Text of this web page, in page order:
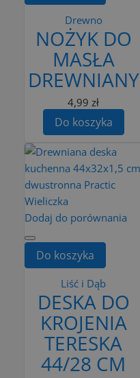
Drewno
NOŻYK DO
MASŁA
DREWNIANY
4,99 zł
Do koszyka
Dodaj do porównania
Do koszyka
Liść i Dąb
DESKA DO
KROJENIA
TERESKA
44/28 CM